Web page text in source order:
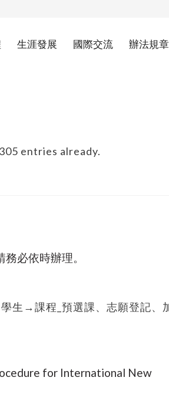
生涯發展 國際交流 辦法規章
entries already.
必依時辦理。
生→課程_預選課、志願登記、
for International New